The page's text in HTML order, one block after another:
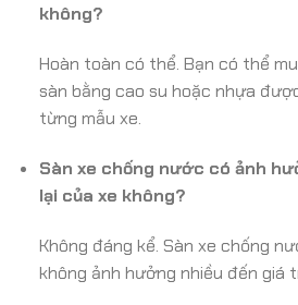
không?
Hoàn toàn có thể. Bạn có thể
sàn bằng cao su hoặc nhựa
từng mẫu xe.
Sàn xe chống nước có ảnh
lại của xe không?
Không đáng kể. Sàn xe chống
không ảnh hưởng nhiều đến giá